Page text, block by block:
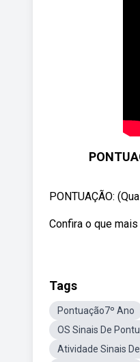
PONTUAÇÃO:
Confira o que
Tags
Pontuação7º Ano
OS Sinais De
Atividade Sinais